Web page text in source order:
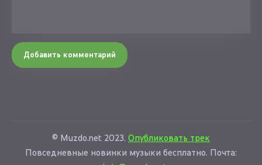
Добавить комментарий
© Muzdo.net 2023. Опубликовать трек
Повседневные новинки музыки бесплатно. Почта: